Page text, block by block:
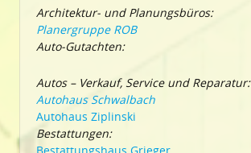
Architektur- und Planungsbüros:
Planergruppe ROB
Auto-Gutachten:
Autos – Verkauf, Service und Reparatur:
Autohaus Schwalbach
Autohaus Ziplinski
Bestattungen: